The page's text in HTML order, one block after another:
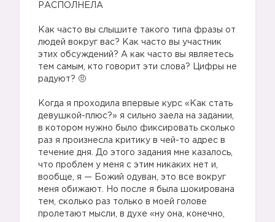
РАСПОЛНЕЛА
Как часто вы слышите такого типа фразы от
людей вокруг вас? Как часто вы участник
этих обсуждений? А как часто вы являетесь
тем самым, кто говорит эти слова? Цифры не
радуют? 🤨
Когда я проходила впервые курс «Как стать
девушкой-плюс?» я сильно заела на задании,
в котором нужно было фиксировать сколько
раз я произнесла критику в чей-то адрес в
течение дня. До этого задания мне казалось,
что проблем у меня с этим никаких нет и,
вообще, я — Божий одуван, это все вокруг
меня обижают. Но после я была шокирована
тем, сколько раз только в моей голове
пролетают мысли, в духе «ну она, конечно,